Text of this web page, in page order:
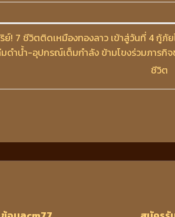
ย์! 7 ชีวิตติดเหมืองทองลาว เข้าสู่วันที่ 4 กู้ภั
ดำน้ำ-อุปกรณ์เต็มกำลัง ข้ามโขงร่วมภารกิ
ชีวิต